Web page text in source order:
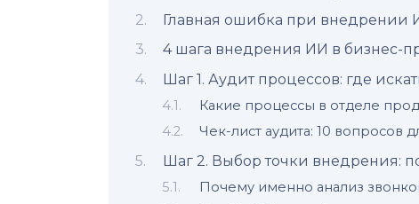
Главная ошибка при внедрении
4 шага внедрения ИИ в бизнес-
Шаг 1. Аудит процессов: где
Какие процессы в отделе
Чек-лист аудита: 10 вопросов
Шаг 2. Выбор точки внедрения:
Почему именно анализ